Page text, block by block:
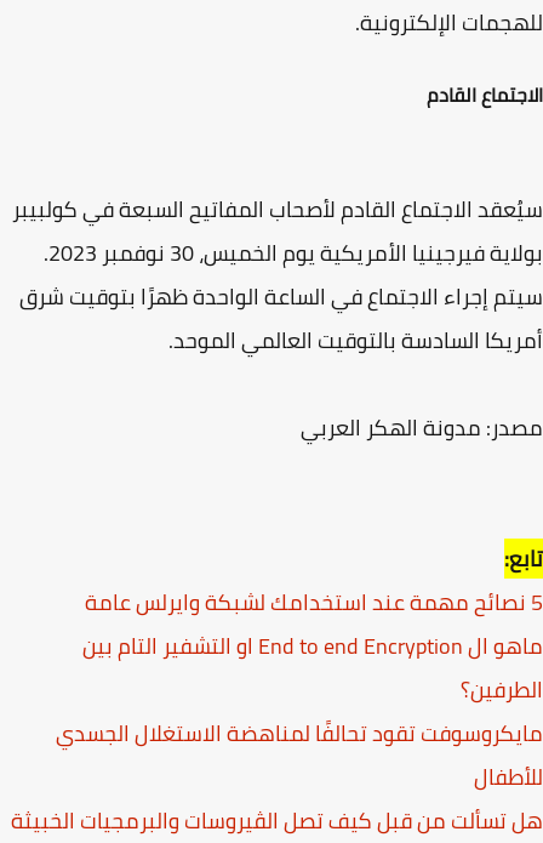
الإلكترونية.
القادم
الاجتماع القادم لأصحاب المفاتيح السبعة في كولبيبر
بولاية فيرجينيا الأمريكية يوم الخميس، 30 نوفمبر 2023.
إجراء الاجتماع في الساعة الواحدة ظهرًا بتوقيت شرق
السادسة بالتوقيت العالمي الموحد.
مدونة الهكر العربي
ماهو ال End to end Encryption او التشفير التام بين
تقود تحالفًا لمناهضة الاستغلال الجسدي
من قبل كيف تصل الڤيروسات والبرمجيات الخبيثة